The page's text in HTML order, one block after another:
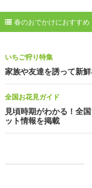
春のおでかけにおすすめ
いちご狩り特集
家族や友達を誘って新
全国お花見ガイド
見頃時期がわかる！全
ット情報を掲載